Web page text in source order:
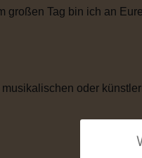
großen Tag bin ich an
oder